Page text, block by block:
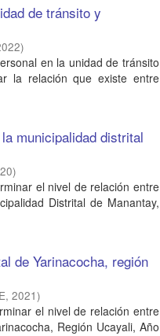
de tránsito y
)
en la unidad de tránsito
la relación que existe entre
municipalidad distrital
)
el nivel de relación entre
Distrital de Manantay,
de Yarinacocha, región
,2021)
el nivel de relación entre
Región Ucayali, Año